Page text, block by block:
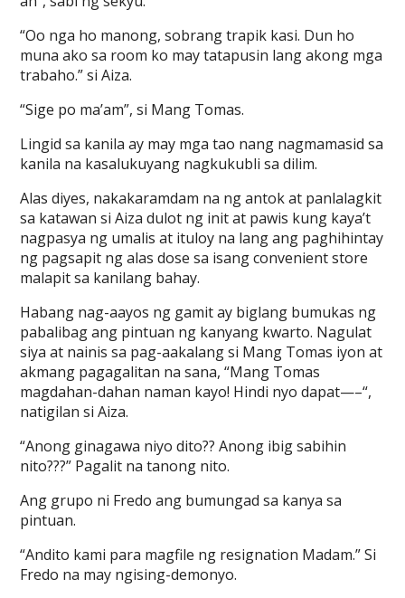
“Oo nga ho manong, sobrang trapik kasi. Dun ho
muna ako sa room ko may tatapusin lang akong mga
trabaho.” si Aiza.
“Sige po ma’am”, si Mang Tomas.
Lingid sa kanila ay may mga tao nang nagmamasid sa
kanila na kasalukuyang nagkukubli sa dilim.
Alas diyes, nakakaramdam na ng antok at panlalagkit
sa katawan si Aiza dulot ng init at pawis kung kaya’t
nagpasya ng umalis at ituloy na lang ang paghihintay
ng pagsapit ng alas dose sa isang convenient store
malapit sa kanilang bahay.
Habang nag-aayos ng gamit ay biglang bumukas ng
pabalibag ang pintuan ng kanyang kwarto. Nagulat
siya at nainis sa pag-aakalang si Mang Tomas iyon at
akmang pagagalitan na sana, “Mang Tomas
magdahan-dahan naman kayo! Hindi nyo dapat—–“,
natigilan si Aiza.
“Anong ginagawa niyo dito?? Anong ibig sabihin
nito???” Pagalit na tanong nito.
Ang grupo ni Fredo ang bumungad sa kanya sa
pintuan.
“Andito kami para magfile ng resignation Madam.” Si
Fredo na may ngising-demonyo.